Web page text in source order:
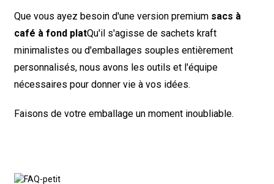
Que vous ayez besoin d'une version premium sacs à
café à fond platQu'il s'agisse de sachets kraft
minimalistes ou d'emballages souples entièrement
personnalisés, nous avons les outils et l'équipe
nécessaires pour donner vie à vos idées.
Faisons de votre emballage un moment inoubliable.